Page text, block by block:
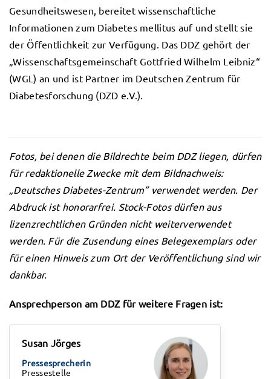
Gesundheitswesen, bereitet wissenschaftliche
Informationen zum Diabetes mellitus auf und stellt sie
der Öffentlichkeit zur Verfügung. Das DDZ gehört der
„Wissenschaftsgemeinschaft Gottfried Wilhelm Leibniz“
(WGL) an und ist Partner im Deutschen Zentrum für
Diabetesforschung (DZD e.V.).
Fotos, bei denen die Bildrechte beim DDZ liegen, dürfen
für redaktionelle Zwecke mit dem Bildnachweis:
„Deutsches Diabetes-Zentrum” verwendet werden. Der
Abdruck ist honorarfrei. Stock-Fotos dürfen aus
lizenzrechtlichen Gründen nicht weiterverwendet
werden. Für die Zusendung eines Belegexemplars oder
für einen Hinweis zum Ort der Veröffentlichung sind wir
dankbar.
Ansprechperson am DDZ für weitere Fragen ist:
Susan Jörges
Pressesprecherin
Pressestelle